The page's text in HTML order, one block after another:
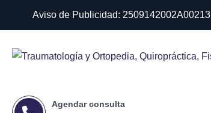
Aviso de Publicidad: 2509142002A00213
Agendar consulta